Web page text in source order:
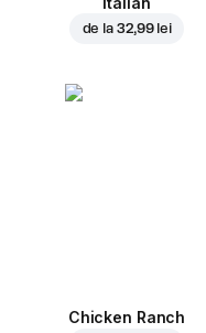
de la 32,99 lei
Chicken Ranch